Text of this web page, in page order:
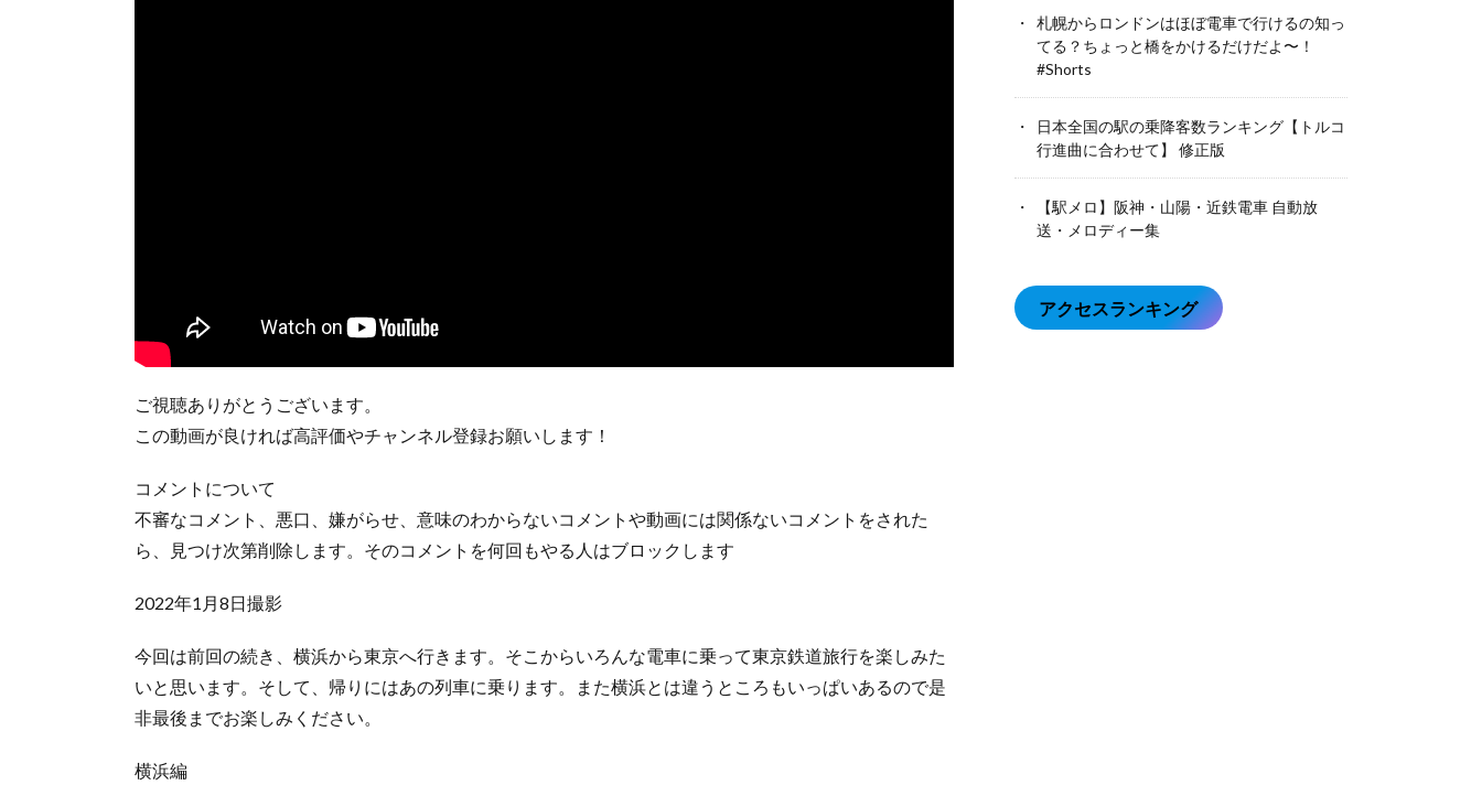
ご視聴ありがとうございます。
この動画が良ければ高評価やチャンネル登録お願いします！
コメントについて
不審なコメント、悪口、嫌がらせ、意味のわからないコメントや動画には関係ないコメントをされた
ら、見つけ次第削除します。そのコメントを何回もやる人はブロックします
2022年1月8日撮影
今回は前回の続き、横浜から東京へ行きます。そこからいろんな電車に乗って東京鉄道旅行を楽しみた
いと思います。そして、帰りにはあの列車に乗ります。また横浜とは違うところもいっぱいあるので是
非最後までお楽しみください。
横浜編
札幌からロンドンはほぼ電車で行けるの知っ
てる？ちょっと橋をかけるだけだよ〜！
#Shorts
日本全国の駅の乗降客数ランキング【トルコ
行進曲に合わせて】 修正版
【駅メロ】阪神・山陽・近鉄電車 自動放
送・メロディー集
アクセスランキング